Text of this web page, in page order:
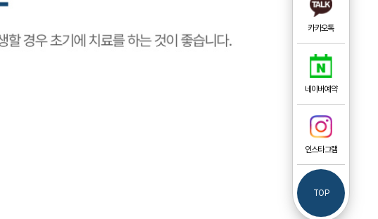
카카오톡
네이버예약
인스타그램
TOP